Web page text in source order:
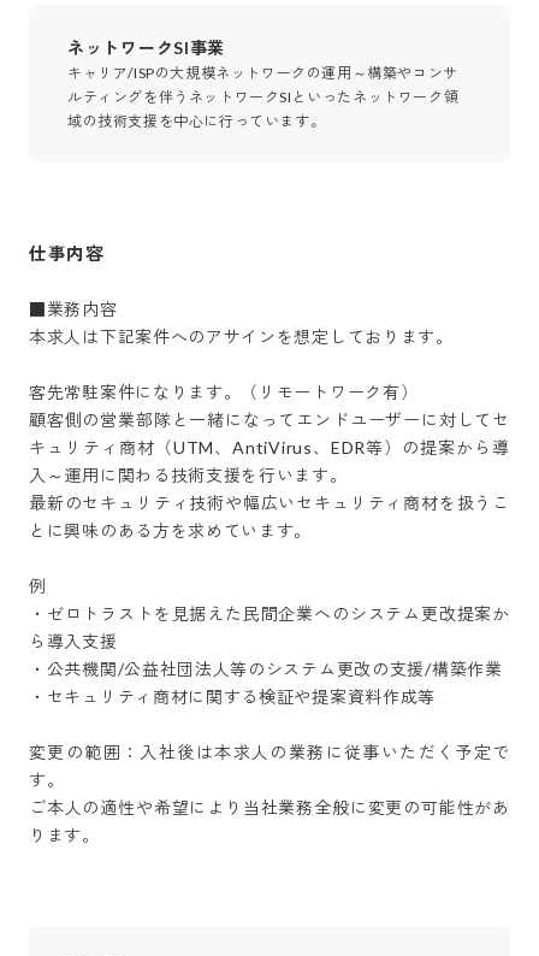
ネットワークSI事業
キャリア/ISPの大規模ネットワークの運用～構築やコンサ
ルティングを伴うネットワークSIといったネットワーク領
域の技術支援を中心に行っています。
仕事内容
■業務内容
本求人は下記案件へのアサインを想定しております。
客先常駐案件になります。（リモートワーク有）
顧客側の営業部隊と一緒になってエンドユーザーに対してセ
キュリティ商材（UTM、AntiVirus、EDR等）の提案から導
入～運用に関わる技術支援を行います。
最新のセキュリティ技術や幅広いセキュリティ商材を扱うこ
とに興味のある方を求めています。
例
・ゼロトラストを見据えた民間企業へのシステム更改提案か
ら導入支援
・公共機関/公益社団法人等のシステム更改の支援/構築作業
・セキュリティ商材に関する検証や提案資料作成等
変更の範囲：入社後は本求人の業務に従事いただく予定で
す。
ご本人の適性や希望により当社業務全般に変更の可能性があ
ります。